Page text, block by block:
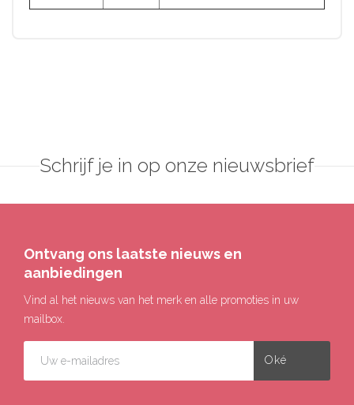
Schrijf je in op onze nieuwsbrief
Ontvang ons laatste nieuws en
aanbiedingen
Vind al het nieuws van het merk en alle promoties in uw
mailbox.